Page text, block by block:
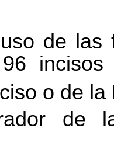
de las
o de la
de